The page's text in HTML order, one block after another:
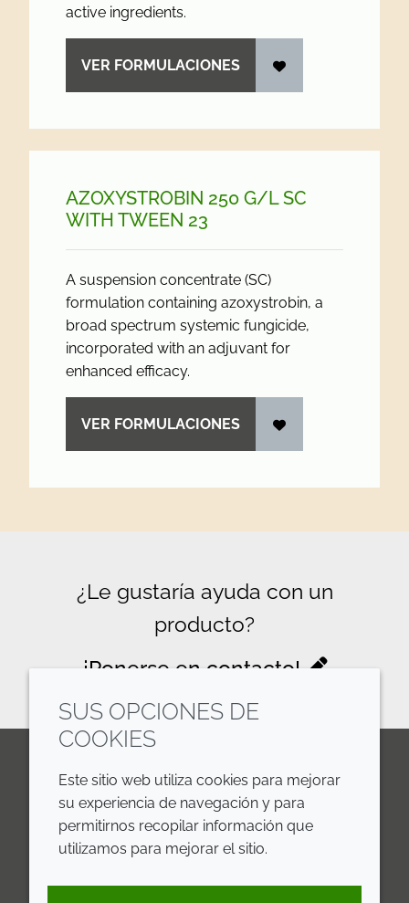
active ingredients.
VER FORMULACIONES
AZOXYSTROBIN 250 G/L SC
WITH TWEEN 23
A suspension concentrate (SC)
formulation containing azoxystrobin, a
broad spectrum systemic fungicide,
incorporated with an adjuvant for
enhanced efficacy.
VER FORMULACIONES
¿Le gustaría ayuda con un
producto?
¡Ponerse en contacto!
LinkedInYoutubeLine
EMPRESA
Annual Report Terms and Conditions
SUS OPCIONES DE
COOKIES
Este sitio web utiliza cookies para mejorar
su experiencia de navegación y para
permitirnos recopilar información que
utilizamos para mejorar el sitio.